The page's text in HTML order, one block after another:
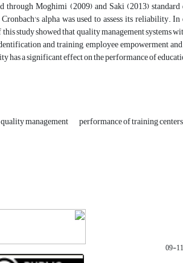
through Moghimi (2009) and Saki (2013)
alpha was used to assess its reliability.
study showed that quality management systems
and training, employee empowerment
has a significant effect on the performance of
management performance of training centers